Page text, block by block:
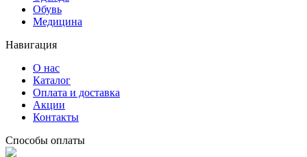
Обувь
Медицина
Навигация
О нас
Каталог
Оплата и доставка
Акции
Контакты
Способы оплаты